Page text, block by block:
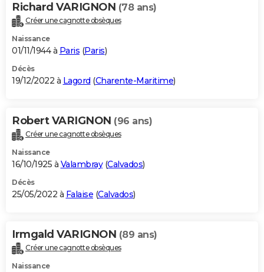
Richard VARIGNON (78 ans)
Créer une cagnotte obsèques
Naissance
01/11/1944 à Paris (Paris)
Décès
19/12/2022 à Lagord (Charente-Maritime)
Robert VARIGNON (96 ans)
Créer une cagnotte obsèques
Naissance
16/10/1925 à Valambray(Calvados)
Décès
25/05/2022 à Falaise (Calvados)
Irmgald VARIGNON (89 ans)
Créer une cagnotte obsèques
Naissance